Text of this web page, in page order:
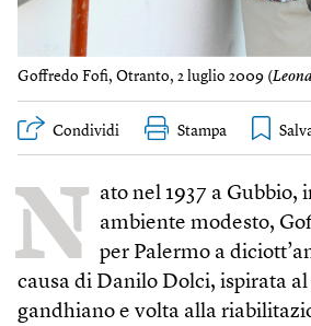
Goffredo Fofi, Otranto, 2 luglio 2009 (
Condividi Stampa
N ato nel 1937 a Gubbio,
ambiente modesto,
per Palermo a
causa di Danilo Dolci, ispirata
gandhiano e volta alla